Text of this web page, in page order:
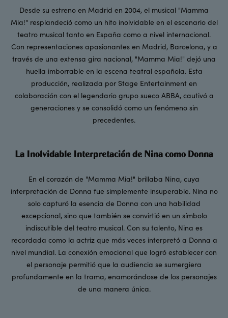
Desde su estreno en Madrid en 2004, el musical "Mamma
Mia!" resplandeció como un hito inolvidable en el escenario del
teatro musical tanto en España como a nivel internacional.
Con representaciones apasionantes en Madrid, Barcelona, y a
través de una extensa gira nacional, "Mamma Mia!" dejó una
huella imborrable en la escena teatral española. Esta
producción, realizada por Stage Entertainment en
colaboración con el legendario grupo sueco ABBA, cautivó a
generaciones y se consolidó como un fenómeno sin
precedentes.
La Inolvidable Interpretación de Nina como Donna
En el corazón de "Mamma Mia!" brillaba Nina, cuya
interpretación de Donna fue simplemente insuperable. Nina no
solo capturó la esencia de Donna con una habilidad
excepcional, sino que también se convirtió en un símbolo
indiscutible del teatro musical. Con su talento, Nina es
recordada como la actriz que más veces interpretó a Donna a
nivel mundial. La conexión emocional que logró establecer con
el personaje permitió que la audiencia se sumergiera
profundamente en la trama, enamorándose de los personajes
de una manera única.